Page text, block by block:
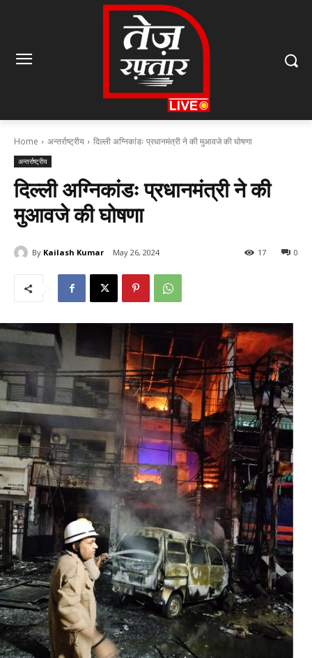
Home अन्तर्राष्ट्रीय दिल्ली अग्निकांडः प्रधानमंत्री ने की मुआवजे की घोषणा
अन्तर्राष्ट्रीय
दिल्ली अग्निकांडः प्रधानमंत्री ने की
मुआवजे की घोषणा
By Kailash Kumar May 26, 2024 0
17